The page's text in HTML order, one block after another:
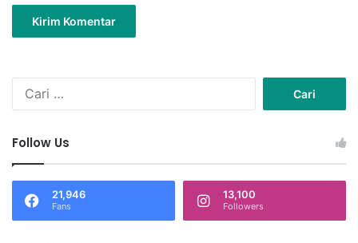
u
k
Follow Us
21,946
Fans
13,100
Followers